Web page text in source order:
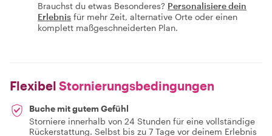
Brauchst du etwas Besonderes? Personalisiere dein
Erlebnis für mehr Zeit, alternative Orte oder einen
komplett maßgeschneiderten Plan.
Flexibel Stornierungsbedingungen
Buche mit gutem Gefühl
Storniere innerhalb von 24 Stunden für eine vollständige
Rückerstattung. Selbst bis zu 7 Tage vor deinem Erlebnis